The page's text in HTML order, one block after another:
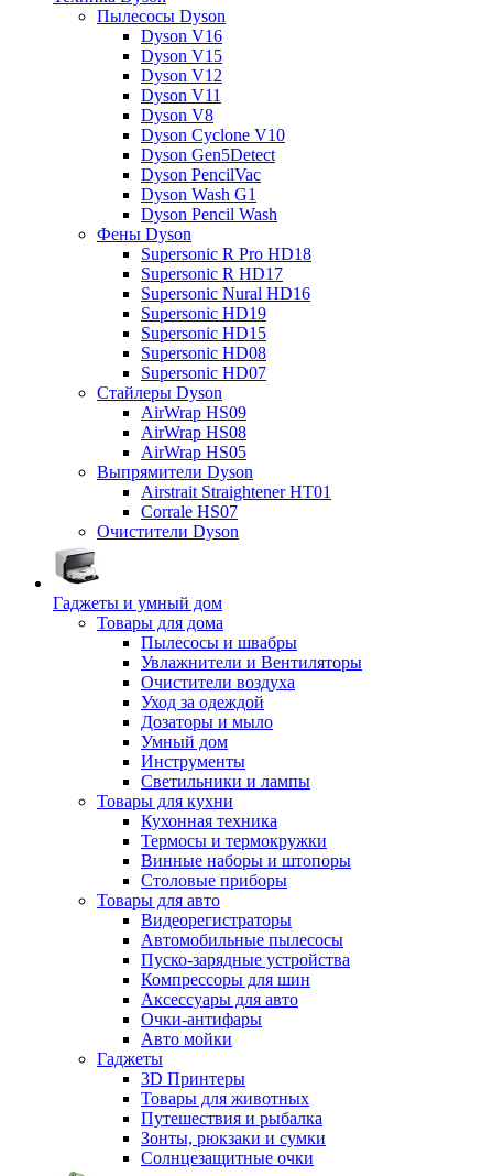
Пылесосы Dyson
Dyson V16
Dyson V15
Dyson V12
Dyson V11
Dyson V8
Dyson Cyclone V10
Dyson Gen5Detect
Dyson PencilVac
Dyson Wash G1
Dyson Pencil Wash
Фены Dyson
Supersonic R Pro HD18
Supersonic R HD17
Supersonic Nural HD16
Supersonic HD19
Supersonic HD15
Supersonic HD08
Supersonic HD07
Стайлеры Dyson
AirWrap HS09
AirWrap HS08
AirWrap HS05
Выпрямители Dyson
Airstrait Straightener HT01
Corrale HS07
Очистители Dyson
Гаджеты и умный дом
Товары для дома
Пылесосы и швабры
Увлажнители и Вентиляторы
Очистители воздуха
Уход за одеждой
Дозаторы и мыло
Умный дом
Инструменты
Светильники и лампы
Товары для кухни
Кухонная техника
Термосы и термокружки
Винные наборы и штопоры
Столовые приборы
Товары для авто
Видеорегистраторы
Автомобильные пылесосы
Пуско-зарядные устройства
Компрессоры для шин
Аксессуары для авто
Очки-антифары
Авто мойки
Гаджеты
3D Принтеры
Товары для животных
Путешествия и рыбалка
Зонты, рюкзаки и сумки
Солнцезащитные очки